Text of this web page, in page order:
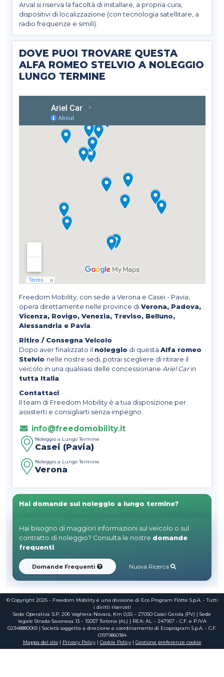
Arval si riserva la facoltà di installare, a propria cura,
dispositivi di localizzazione (con tecnologia satellitare, a
radio frequenze e simili).
DOVE PUOI TROVARE QUESTA
ALFA ROMEO STELVIO A NOLEGGIO
LUNGO TERMINE
Freedom Mobility, con sede a Verona e Casei - Pavia,
opera direttamente nelle province di Verona, Padova,
Vicenza, Rovigo, Venezia, Treviso, Belluno,
Alessandria e Pavia.
Ritiro / Consegna Veicolo
Dopo aver finalizzato il noleggio di questa Alfa romeo
Stelvio nelle nostre sedi, potrai scegliere di ritirare il
veicolo in una qualsiasi delle concessionarie Ariel Carin
tutta Italia
Contattaci
Il team di Freedom Mobility é a tua disposizione per
assisterti e consigliarti senza impegno.
info@freedomobility.it
Noleggio a Lungo Termine
Casei (Pavia)
Noleggio a Lungo Termine
Verona
Hai domande sul noleggio a lungo termine?
Hai bisogno di maggiori informazioni sul veicolo o sul
contratto di noleggio? Consulta le nostre domande
frequenti.
Domande Frequenti Nuova Ricerca
© Copyright 2026 - Freedom Mobility è una divisione di Eco Program Flotte S.p.A. - Tutti
i diritti riservati
Sede Operativa: S.P. 206 Voghera-Novara, Km 0,55 – 27050 Casei Gerola (PV) | Sede
legale Strada Savonesa 13 – 15057 Tortona (AL) | REA: AL – 247957 - C.F. e P.IVA
02348880069 | Società soggetta a direzione e coordinamento di Ecoprogram S.p.A. - C.F.
01979860184
Mappa del sito| Privacy Policy| Cookie Policy| Gestione preferenze cookie